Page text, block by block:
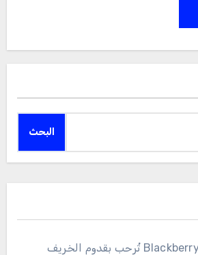
البحث